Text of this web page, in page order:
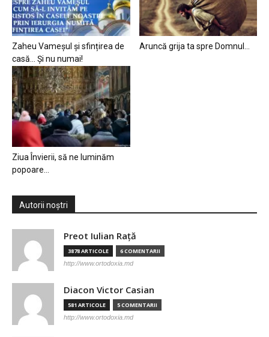
Zaheu Vameșul și sfințirea de
casă… Și nu numai!
Aruncă grija ta spre Domnul…
Ziua Învierii, să ne luminăm
popoare…
Autorii noștri
Preot Iulian Raţă
3878 ARTICOLE 6 COMENTARII
http://www.ortodoxia.md
Diacon Victor Casian
581 ARTICOLE 5 COMENTARII
http://www.ortodoxia.md